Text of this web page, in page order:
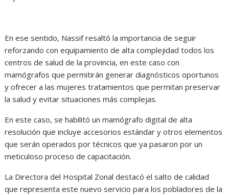
En ese sentido, Nassif resaltó la importancia de seguir
reforzando con equipamiento de alta complejidad todos los
centros de salud de la provincia, en este caso con
mamógrafos que permitirán generar diagnósticos oportunos
y ofrecer a las mujeres tratamientos que permitan preservar
la salud y evitar situaciones más complejas.
En este caso, se habilitó un mamógrafo digital de alta
resolución que incluye accesorios estándar y otros elementos
que serán operados por técnicos que ya pasaron por un
meticuloso proceso de capacitación.
La Directora del Hospital Zonal destacó el salto de calidad
que representa este nuevo servicio para los pobladores de la